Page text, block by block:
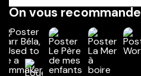
On vous recommande